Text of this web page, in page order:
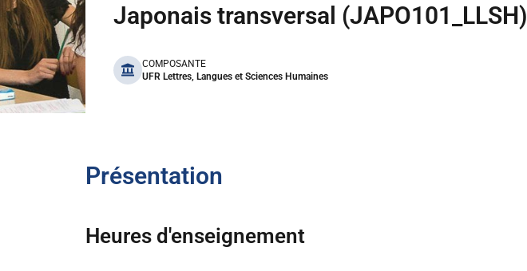
Japonais transversal (JAPO101_LLSH)
benefits
COMPOSANTE
UFR Lettres, Langues et Sciences Humaines
Présentation
Heures d'enseignement